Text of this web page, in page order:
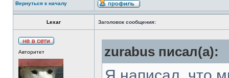
Вернуться к началу
Lexar Заголовок сообщения:
Авторитет zurabus писал(а):